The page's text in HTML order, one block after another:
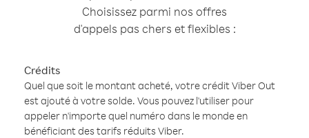
Choisissez parmi nos offres
d'appels pas chers et flexibles :
Crédits
Quel que soit le montant acheté, votre crédit Viber Out
est ajouté à votre solde. Vous pouvez l'utiliser pour
appeler n'importe quel numéro dans le monde en
bénéficiant des tarifs réduits Viber.